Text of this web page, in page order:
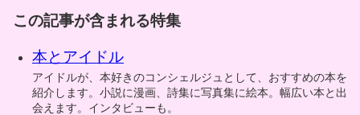
この記事が含まれる特集
本とアイドル
アイドルが、本好きのコンシェルジュとして、おすすめの本を
紹介します。小説に漫画、詩集に写真集に絵本。幅広い本と出
会えます。インタビューも。